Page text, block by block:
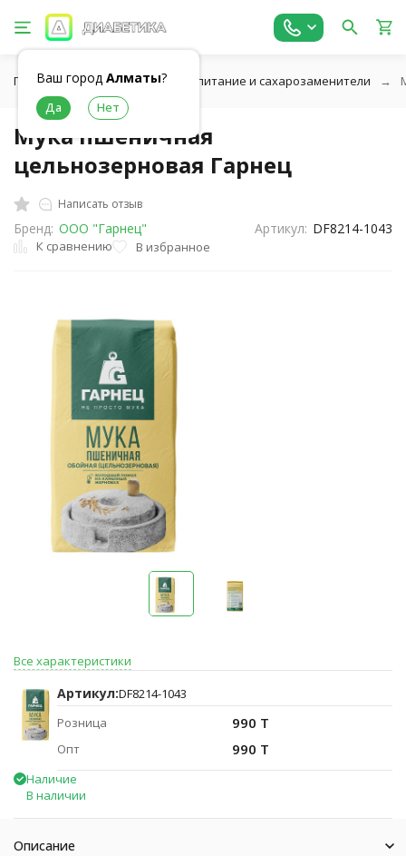
Ваш город Алматы?
Главная Низкоуглеводное питание и сахарозаменители
Мука пшеничная
цельнозерновая Гарнец
Написать отзыв
Бренд: ООО "Гарнец" Артикул: DF8214-1043
К сравнению В избранное
Все характеристики
Артикул:DF8214-1043
Розница
990 T
Опт 990 T
Наличие
В наличии
Описание